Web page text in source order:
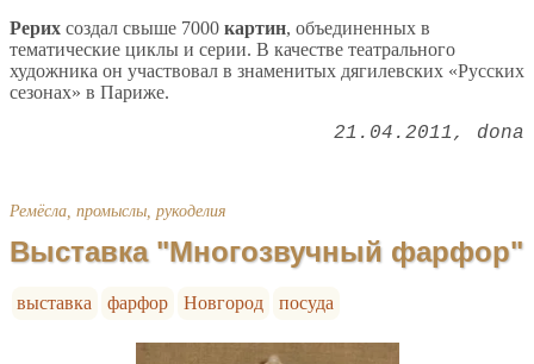
Рерих создал свыше 7000 картин, объединенных в
тематические циклы и серии. В качестве театрального
художника он участвовал в знаменитых дягилевских «Русских
сезонах» в Париже.
21.04.2011 dona
Ремёсла, промыслы, рукоделия
Выставка "Многозвучный фарфор"
выставка фарфор Новгород посуда